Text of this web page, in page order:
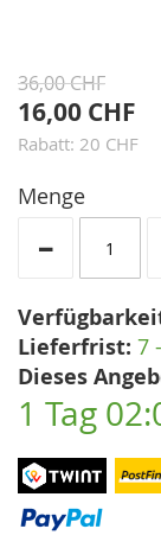
36,00 CHF
16,00 CHF
Rabatt: 20 CHF
Menge
-
Lieferfrist: 7
Dieses
1 Tag